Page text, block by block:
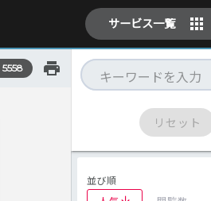
サービス一覧
5558
リセット
並び順